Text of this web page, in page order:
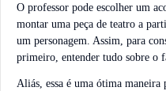
O professor pode escolher um
montar uma peça de teatro a
um personagem. Assim, para
primeiro, entender tudo sobre o
Aliás, essa é uma ótima